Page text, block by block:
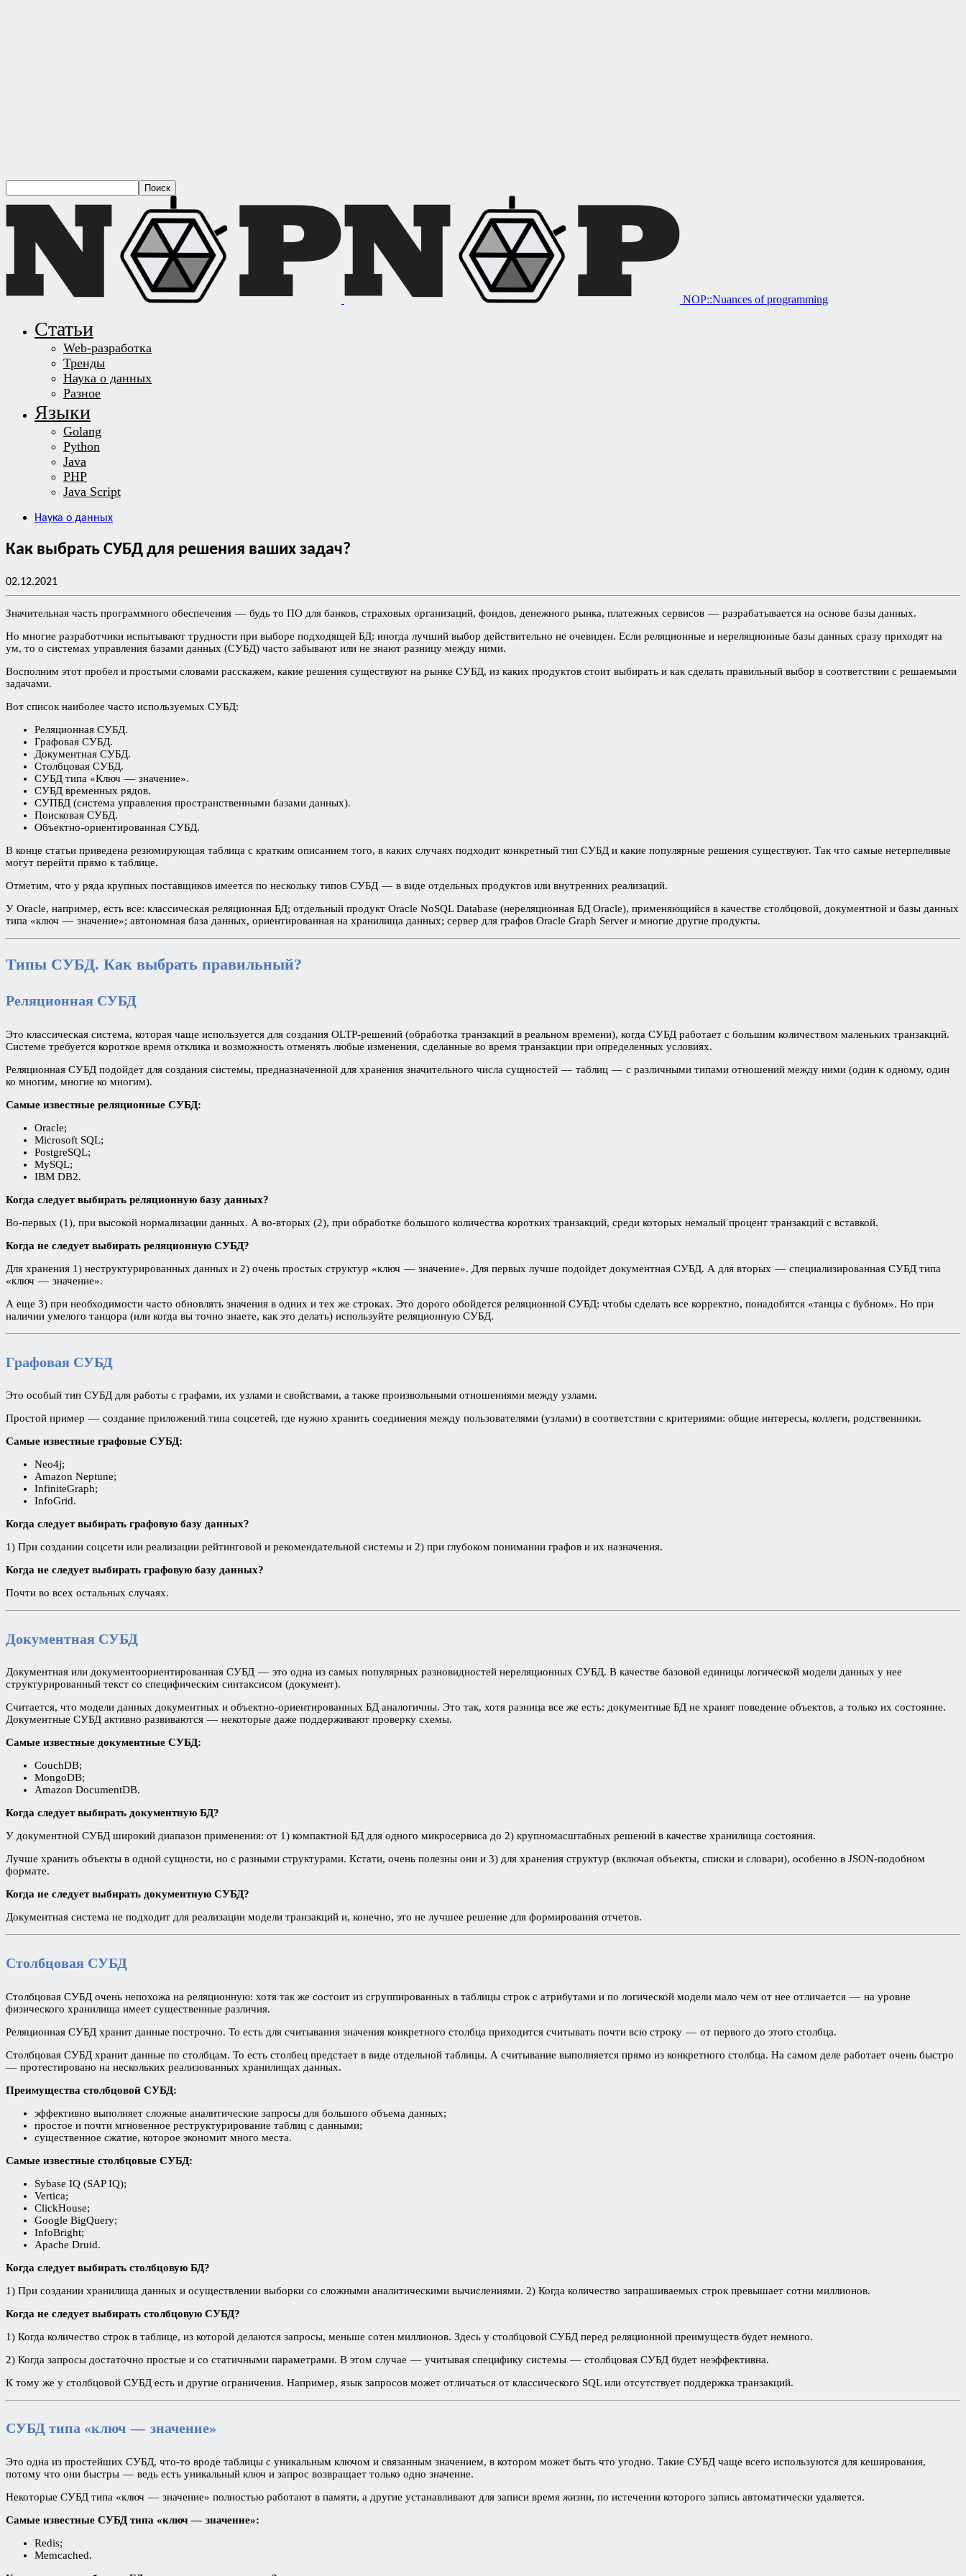
NOP::Nuances of programming
Статьи
Web-разработка
Тренды
Наука о данных
Разное
Языки
Golang
Python
Java
PHP
Java Script
Наука о данных
Как выбрать СУБД для решения ваших задач?
02.12.2021
Значительная часть программного обеспечения — будь то ПО для банков, страховых организаций, фондов, денежного рынка, платежных сервисов — разрабатывается на основе базы данных.
Но многие разработчики испытывают трудности при выборе подходящей БД: иногда лучший выбор действительно не очевиден. Если реляционные и нереляционные базы данных сразу приходят на
ум, то о системах управления базами данных (СУБД) часто забывают или не знают разницу между ними.
Восполним этот пробел и простыми словами расскажем, какие решения существуют на рынке СУБД, из каких продуктов стоит выбирать и как сделать правильный выбор в соответствии с решаемыми
задачами.
Вот список наиболее часто используемых СУБД:
Реляционная СУБД.
Графовая СУБД.
Документная СУБД.
Столбцовая СУБД.
СУБД типа «Ключ — значение».
СУБД временных рядов.
СУПБД (система управления пространственными базами данных).
Поисковая СУБД.
Объектно-ориентированная СУБД.
В конце статьи приведена резюмирующая таблица с кратким описанием того, в каких случаях подходит конкретный тип СУБД и какие популярные решения существуют. Так что самые нетерпеливые
могут перейти прямо к таблице.
Отметим, что у ряда крупных поставщиков имеется по нескольку типов СУБД — в виде отдельных продуктов или внутренних реализаций.
У Oracle, например, есть все: классическая реляционная БД; отдельный продукт Oracle NoSQL Database (нереляционная БД Oracle), применяющийся в качестве столбцовой, документной и базы данных
типа «ключ — значение»; автономная база данных, ориентированная на хранилища данных; сервер для графов Oracle Graph Server и многие другие продукты.
Типы СУБД. Как выбрать правильный?
Реляционная СУБД
Это классическая система, которая чаще используется для создания OLTP-решений (обработка транзакций в реальном времени), когда СУБД работает с большим количеством маленьких транзакций.
Системе требуется короткое время отклика и возможность отменять любые изменения, сделанные во время транзакции при определенных условиях.
Реляционная СУБД подойдет для создания системы, предназначенной для хранения значительного числа сущностей — таблиц — с различными типами отношений между ними (один к одному, один
ко многим, многие ко многим).
Самые известные реляционные СУБД:
Oracle;
Microsoft SQL;
PostgreSQL;
MySQL;
IBM DB2.
Когда следует выбирать реляционную базу данных?
Во-первых (1), при высокой нормализации данных. А во-вторых (2), при обработке большого количества коротких транзакций, среди которых немалый процент транзакций с вставкой.
Когда не следует выбирать реляционную СУБД?
Для хранения 1) неструктурированных данных и 2) очень простых структур «ключ — значение». Для первых лучше подойдет документная СУБД. А для вторых — специализированная СУБД типа
«ключ — значение».
А еще 3) при необходимости часто обновлять значения в одних и тех же строках. Это дорого обойдется реляционной СУБД: чтобы сделать все корректно, понадобятся «танцы с бубном». Но при
наличии умелого танцора (или когда вы точно знаете, как это делать) используйте реляционную СУБД.
Графовая ​СУБД
Это особый тип СУБД для работы с графами, их узлами и свойствами, а также произвольными отношениями между узлами.
Простой пример — создание приложений типа соцсетей, где нужно хранить соединения между пользователями (узлами) в соответствии с критериями: общие интересы, коллеги, родственники.
Самые известные графовые СУБД:
Neo4j;
Amazon Neptune;
InfiniteGraph;
InfoGrid.
Когда следует выбирать графовую базу данных?
1) При создании соцсети или реализации рейтинговой и рекомендательной системы и 2) при глубоком понимании графов и их назначения.
Когда не следует выбирать графовую базу данных?
Почти во всех остальных случаях.
Документная СУБД
Документная или документоориентированная СУБД — это одна из самых популярных разновидностей нереляционных СУБД. В качестве базовой единицы логической модели данных у нее
структурированный текст со специфическим синтаксисом (документ).
Считается, что модели данных документных и объектно-ориентированных БД аналогичны. Это так, хотя разница все же есть: документные БД не хранят поведение объектов, а только их состояние.
Документные СУБД активно развиваются — некоторые даже поддерживают проверку схемы.
Самые известные документные СУБД:
CouchDB;
MongoDB;
Amazon DocumentDB.
Когда следует выбирать документную БД?
У документной СУБД широкий диапазон применения: от 1) компактной БД для одного микросервиса до 2) крупномасштабных решений в качестве хранилища состояния.
Лучше хранить объекты в одной сущности, но с разными структурами. Кстати, очень полезны они и 3) для хранения структур (включая объекты, списки и словари), особенно в JSON-подобном
формате.
Когда не следует выбирать документную СУБД?
Документная система не подходит для реализации модели транзакций и, конечно, это не лучшее решение для формирования отчетов.
Столбцовая СУБД
Столбцовая СУБД очень непохожа на реляционную: хотя так же состоит из сгруппированных в таблицы строк с атрибутами и по логической модели мало чем от нее отличается — на уровне
физического хранилища имеет существенные различия.
Реляционная СУБД хранит данные построчно. То есть для считывания значения конкретного столбца приходится считывать почти всю строку — от первого до этого столбца.
Столбцовая СУБД хранит данные по столбцам. То есть столбец предстает в виде отдельной таблицы. А считывание выполняется прямо из конкретного столбца. На самом деле работает очень быстро
— протестировано на нескольких реализованных хранилищах данных.
Преимущества столбцовой СУБД:
эффективно выполняет сложные аналитические запросы для большого объема данных;
простое и почти мгновенное реструктурирование таблиц с данными;
существенное сжатие, которое экономит много места.
Самые известные столбцовые СУБД:
Sybase IQ (SAP IQ);
Vertica;
ClickHouse;
Google BigQuery;
InfoBright;
Apache Druid.
Когда следует выбирать столбцовую БД?
1) При создании хранилища данных и осуществлении выборки со сложными аналитическими вычислениями. 2) Когда количество запрашиваемых строк превышает сотни миллионов.
Когда не следует выбирать столбцовую СУБД?
1) Когда количество строк в таблице, из которой делаются запросы, меньше сотен миллионов. Здесь у столбцовой СУБД перед реляционной преимуществ будет немного.
2) Когда запросы достаточно простые и со статичными параметрами. В этом случае — учитывая специфику системы — столбцовая СУБД будет неэффективна.
К тому же у столбцовой СУБД есть и другие ограничения. Например, язык запросов может отличаться от классического SQL или отсутствует поддержка транзакций.
СУБД типа «ключ — значение»
Это одна из простейших СУБД, что-то вроде таблицы с уникальным ключом и связанным значением, в котором может быть что угодно. Такие СУБД чаще всего используются для кеширования,
потому что они быстры — ведь есть уникальный ключ и запрос возвращает только одно значение.
Некоторые СУБД типа «ключ — значение» полностью работают в памяти, а другие устанавливают для записи время жизни, по истечении которого запись автоматически удаляется.
Самые известные СУБД типа «ключ — значение»:
Redis;
Memcached.